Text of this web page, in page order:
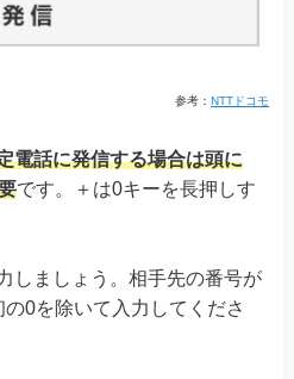
参考： NTTドコモ
電話に発信する場合は頭に
です。＋は0キーを長押しす
しましょう。相手先の番号が
0を除いて入力してくださ